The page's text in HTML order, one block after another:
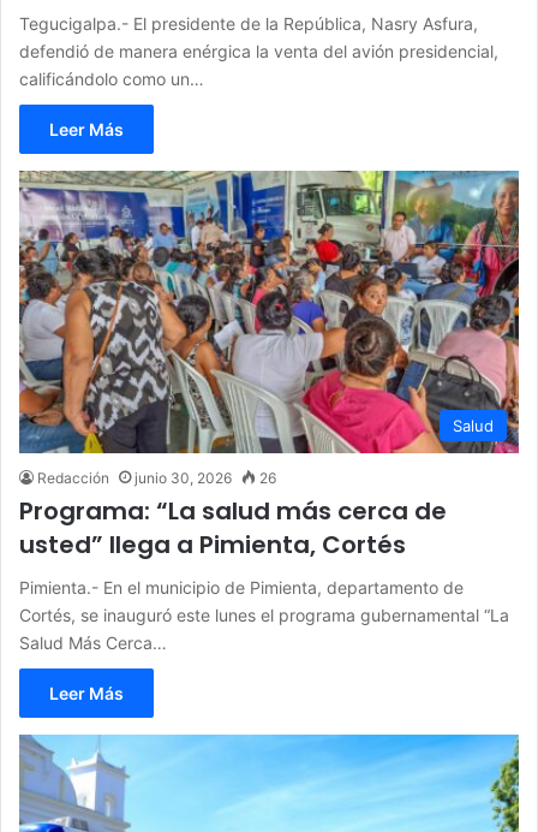
Tegucigalpa.- El presidente de la República, Nasry Asfura,
defendió de manera enérgica la venta del avión presidencial,
calificándolo como un…
Leer Más
Salud
Redacción junio 30, 2026 26
Programa: “La salud más cerca de
usted” llega a Pimienta, Cortés
Pimienta.- En el municipio de Pimienta, departamento de
Cortés, se inauguró este lunes el programa gubernamental “La
Salud Más Cerca…
Leer Más